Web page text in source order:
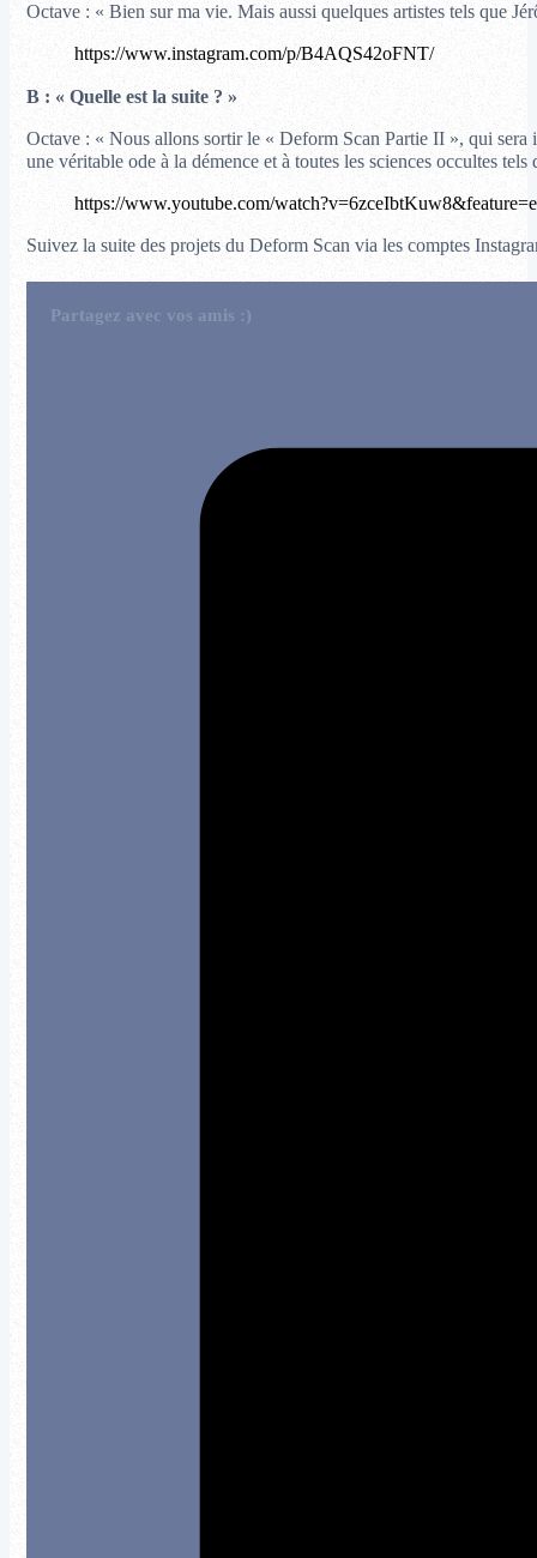
Octave : « Bien sur ma vie. Mais aussi quelques artistes tels que
https://www.instagram.com/p/B4AQS42oFNT/
B : « Quelle est la suite ? »
Octave : « Nous allons sortir le « Deform Scan Partie II », qui sera
une véritable ode à la démence et à toutes les sciences occultes
https://www.youtube.com/
Suivez la suite des projets du Deform Scan via les comptes
Partagez avec vos amis :)